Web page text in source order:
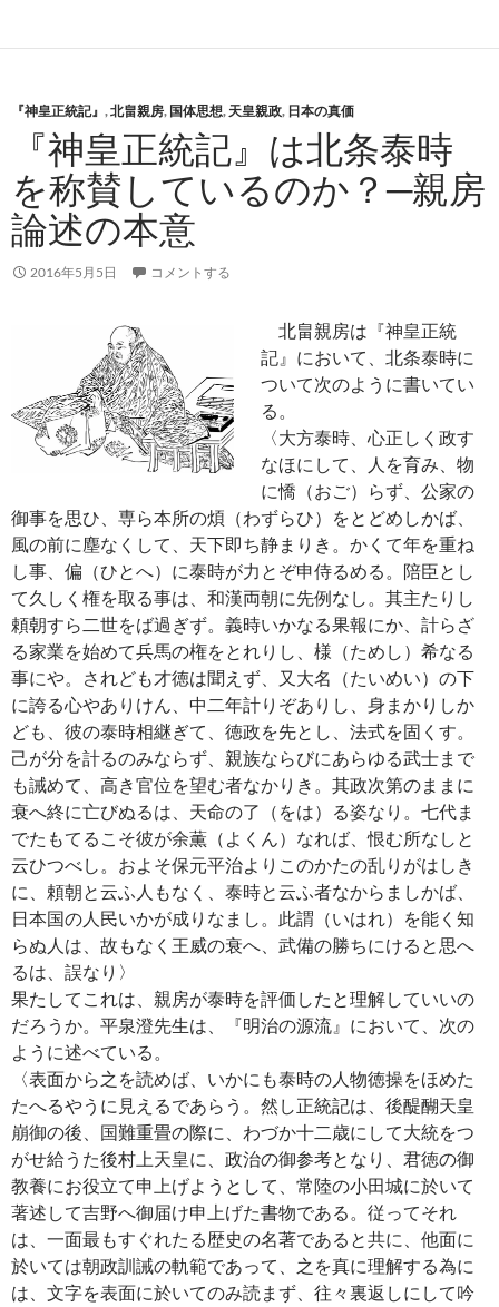
『神皇正統記』 ,北畠親房, 国体思想, 天皇親政, 日本の真価
『神皇正統記』は北条泰時
を称賛しているのか？─親房
論述の本意
2016年5月5日 コメントする
北畠親房は『神皇正統
記』において、北条泰時に
ついて次のように書いてい
る。
〈大方泰時、心正しく政す
なほにして、人を育み、物
に憍（おご）らず、公家の
御事を思ひ、専ら本所の煩（わずらひ）をとどめしかば、
風の前に塵なくして、天下即ち静まりき。かくて年を重ね
し事、偏（ひとへ）に泰時が力とぞ申侍るめる。陪臣とし
て久しく権を取る事は、和漢両朝に先例なし。其主たりし
頼朝すら二世をば過ぎず。義時いかなる果報にか、計らざ
る家業を始めて兵馬の権をとれりし、様（ためし）希なる
事にや。されども才徳は聞えず、又大名（たいめい）の下
に誇る心やありけん、中二年計りぞありし、身まかりしか
ども、彼の泰時相継ぎて、徳政を先とし、法式を固くす。
己が分を計るのみならず、親族ならびにあらゆる武士まで
も誡めて、高き官位を望む者なかりき。其政次第のままに
衰へ終に亡びぬるは、天命の了（をは）る姿なり。七代ま
でたもてるこそ彼が余薫（よくん）なれば、恨む所なしと
云ひつべし。およそ保元平治よりこのかたの乱りがはしき
に、頼朝と云ふ人もなく、泰時と云ふ者なからましかば、
日本国の人民いかが成りなまし。此謂（いはれ）を能く知
らぬ人は、故もなく王威の衰へ、武備の勝ちにけると思へ
るは、誤なり〉
果たしてこれは、親房が泰時を評価したと理解していいの
だろうか。平泉澄先生は、『明治の源流』において、次の
ように述べている。
〈表面から之を読めば、いかにも泰時の人物徳操をほめた
たへるやうに見えるであらう。然し正統記は、後醍醐天皇
崩御の後、国難重畳の際に、わづか十二歳にして大統をつ
がせ給うた後村上天皇に、政治の御参考となり、君徳の御
教養にお役立て申上げようとして、常陸の小田城に於いて
著述して吉野へ御届け申上げた書物である。従ってそれ
は、一面最もすぐれたる歴史の名著であると共に、他面に
於いては朝政訓誡の軌範であって、之を真に理解する為に
は、文字を表面に於いてのみ読まず、往々裏返しにして吟